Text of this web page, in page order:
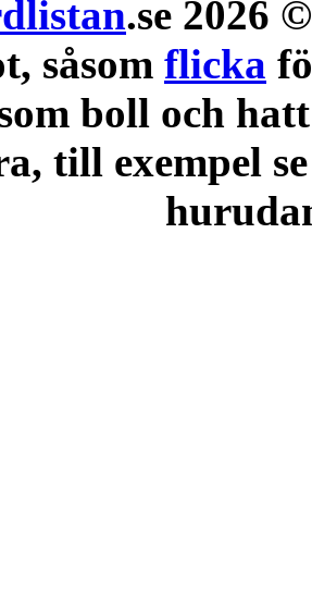
.se 2026
såsom flicka
boll och
till exempel